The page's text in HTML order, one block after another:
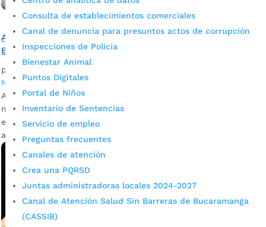
Consulta de establecimientos comerciales
Canal de denuncia para presuntos actos de corrupción
Inspecciones de Policía
Bienestar Animal
Puntos Digitales
Portal de Niños
Inventario de Sentencias
Servicio de empleo
Preguntas frecuentes
Canales de atención
Crea una PQRSD
Juntas administradoras locales 2024-2027
Canal de Atención Salud Sin Barreras de Bucaramanga
(CASSIB)
Alcaldía ha suspendido más de 150 obras ilegales en
Bucaramanga
por
Noticias
Además del sellamiento de las obras se han apertura la
misma cantidad de procesos policivos, que pueden terminar
en multas de hasta $40 millones. Conozca en esta nota las
acciones de control urbanísticas que adelanta el Municipio.